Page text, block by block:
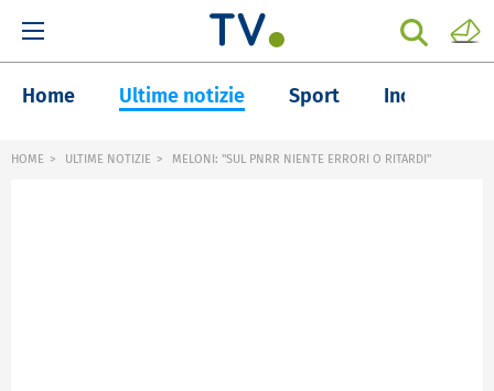
Home Ultime notizie Sport Inchieste
HOME ULTIME NOTIZIE MELONI: "SUL PNRR NIENTE ERRORI O RITARDI"